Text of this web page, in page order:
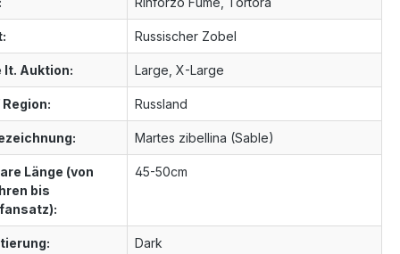
Russischer Zobel
lt. Auktion: Large, X-Large
Region: Russland
Martes zibellina (Sable)
Länge (von
bis
45-50cm
Dark